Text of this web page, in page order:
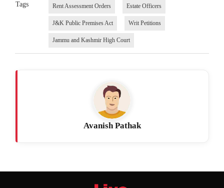
Tags Rent Assessment Orders Estate Officers
J&K Public Premises Act Writ Petitions
Jammu and Kashmir High Court
Avanish Pathak